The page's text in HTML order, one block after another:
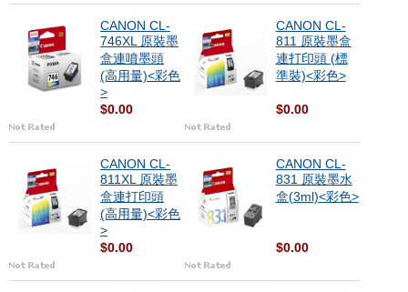
CANON CL-
746XL 原裝墨
盒連噴墨頭
(高用量)<彩色
>
$0.00
CANON CL-
811 原裝墨盒
連打印頭 (標
準裝)<彩色>
$0.00
CANON CL-
811XL 原裝墨
盒連打印頭
(高用量)<彩色
>
$0.00
CANON CL-
831 原裝墨水
盒(3ml)<彩色>
$0.00